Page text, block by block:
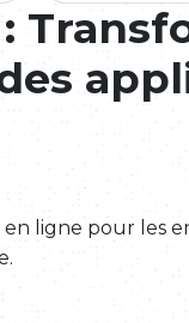
:
ligne pour les